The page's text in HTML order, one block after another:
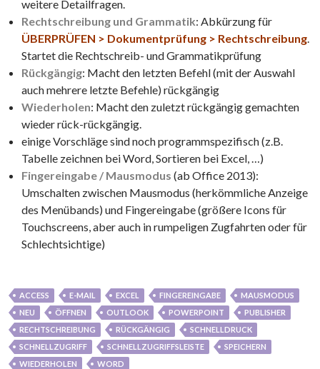
weitere Detailfragen.
Rechtschreibung und Grammatik: Abkürzung für
ÜBERPRÜFEN > Dokumentprüfung > Rechtschreibung.
Startet die Rechtschreib- und Grammatikprüfung
Rückgängig: Macht den letzten Befehl (mit der Auswahl
auch mehrere letzte Befehle) rückgängig
Wiederholen: Macht den zuletzt rückgängig gemachten
wieder rück-rückgängig.
einige Vorschläge sind noch programmspezifisch (z.B.
Tabelle zeichnen bei Word, Sortieren bei Excel, …)
Fingereingabe / Mausmodus (ab Office 2013):
Umschalten zwischen Mausmodus (herkömmliche Anzeige
des Menübands) und Fingereingabe (größere Icons für
Touchscreens, aber auch in rumpeligen Zugfahrten oder für
Schlechtsichtige)
ACCESS E-MAIL EXCEL FINGEREINGABE
MAUSMODUS
NEU
ÖFFNEN OUTLOOK POWERPOINT
PUBLISHER
RECHTSCHREIBUNG
RÜCKGÄNGIG
SCHNELLDRUCK
SCHNELLZUGRIFF
SCHNELLZUGRIFFSLEISTE
SPEICHERN
WIEDERHOLEN
WORD